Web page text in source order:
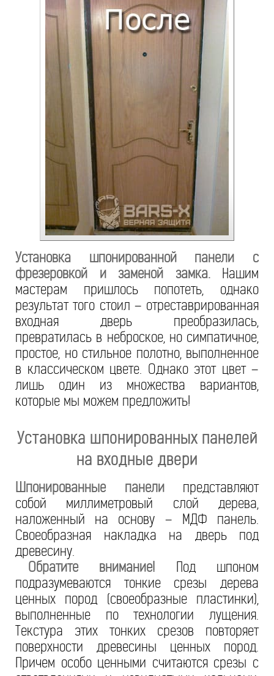
Установка шпонированной панели с
фрезеровкой и заменой замка.Нашим
мастерам пришлось попотеть, однако
результат того стоил – отреставрированная
входная дверь преобразилась,
превратилась в неброское, но симпатичное,
простое, но стильное полотно, выполненное
в классическом цвете. Однако этот цвет –
лишь один из множества вариантов,
которые мы можем предложить!
Установка шпонированных панелей
на входные двери
Шпонированные панелипредставляют
собой миллиметровый слой дерева,
наложенный на основу – МДФ панель.
Своеобразная накладка на дверь под
древесину.
Обратите внимание! Под шпоном
подразумеваются тонкие срезы дерева
ценных пород (своеобразные пластинки),
выполненные по технологии лущения.
Текстура этих тонких срезов повторяет
поверхности древесины ценных пород.
Причем особо ценными считаются срезы с